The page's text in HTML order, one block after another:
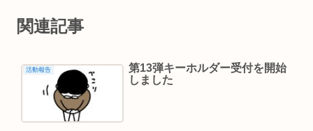
関連記事
活動報告
第13弾キーホルダー受付を開始
しました